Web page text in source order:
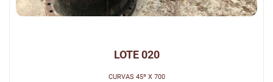
LOTE 020
CURVAS 45º X 700